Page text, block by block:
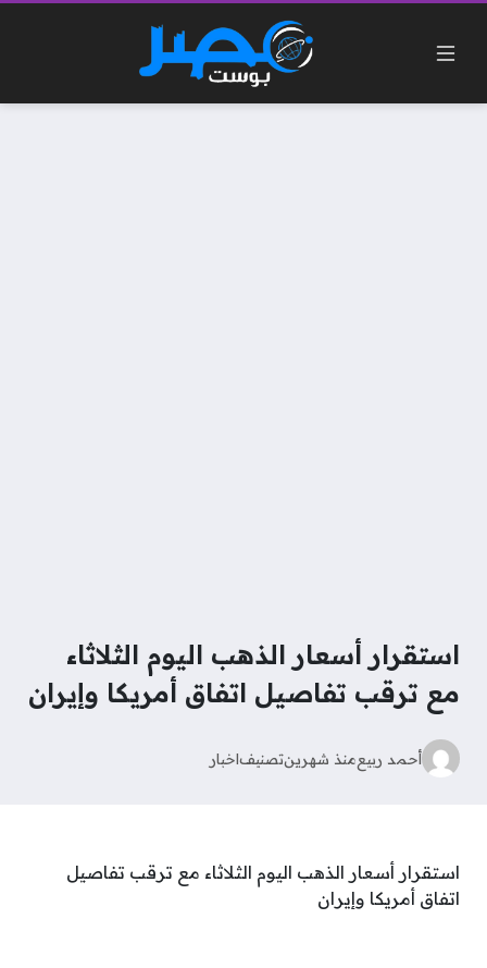
استقرار أسعار الذهب اليوم الثلاثاء
مع ترقب تفاصيل اتفاق أمريكا وإيران
أحمد ربيعمنذ شهرينتصنيفاخبار
استقرار أسعار الذهب اليوم الثلاثاء مع ترقب تفاصيل
اتفاق أمريكا وإيران